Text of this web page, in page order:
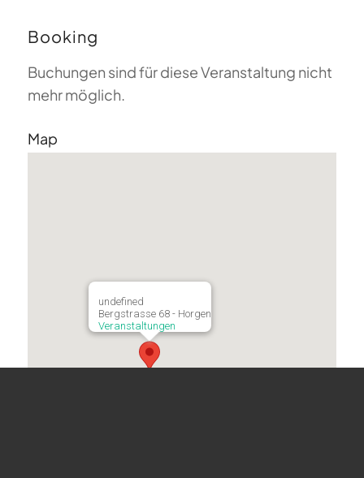
Booking
Buchungen sind für diese Veranstaltung nicht
mehr möglich.
Map
undefined
Bergstrasse 68 - Horgen
Veranstaltungen